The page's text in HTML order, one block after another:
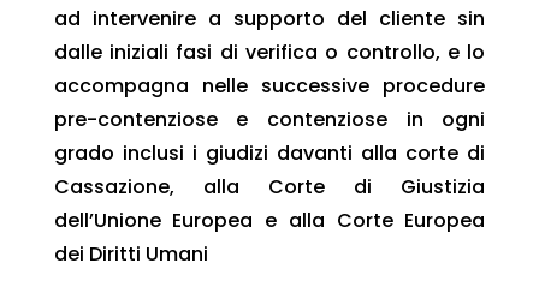
ad intervenire a supporto del cliente sin
dalle iniziali fasi di verifica o controllo, e lo
accompagna nelle successive procedure
pre-contenziose e contenziose in ogni
grado inclusi i giudizi davanti alla corte di
Cassazione, alla Corte di Giustizia
dell’Unione Europea e alla Corte Europea
dei Diritti Umani